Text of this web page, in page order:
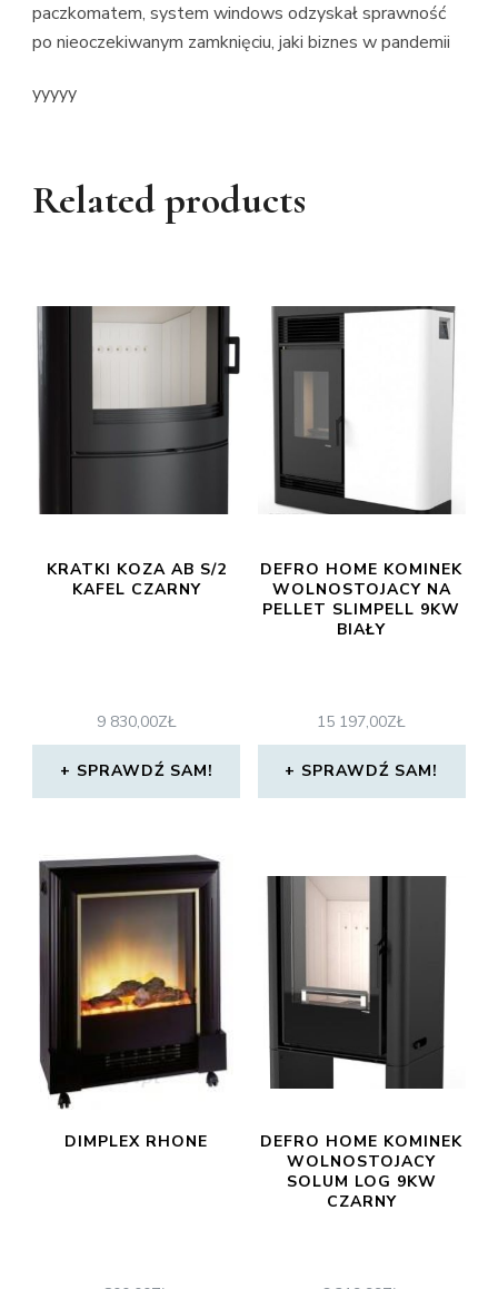
paczkomatem, system windows odzyskał sprawność
po nieoczekiwanym zamknięciu, jaki biznes w pandemii
yyyyy
Related products
KRATKI KOZA AB S/2
KAFEL CZARNY
9 830,00ZŁ
SPRAWDŹ SAM!
DEFRO HOME KOMINEK
WOLNOSTOJACY NA
PELLET SLIMPELL 9KW
BIAŁY
15 197,00ZŁ
SPRAWDŹ SAM!
DIMPLEX RHONE
DEFRO HOME KOMINEK
WOLNOSTOJACY
SOLUM LOG 9KW
CZARNY